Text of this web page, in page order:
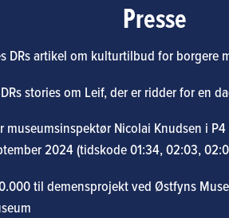
Presse
DRs artikel om kulturtilbud for borgere
stories om Leif, der er ridder for en
museumsinspektør Nicolai Knudsen i P4
2024 (tidskode 01:34, 02:03,
til demensprojekt ved Østfyns